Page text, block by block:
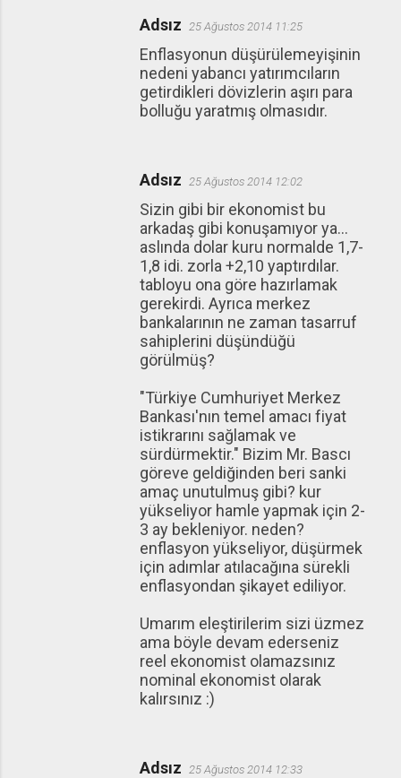
Adsız 25 Ağustos 2014 11:25
Enflasyonun düşürülemeyişinin
nedeni yabancı yatırımcıların
getirdikleri dövizlerin aşırı para
bolluğu yaratmış olmasıdır.
Adsız 25 Ağustos 2014 12:02
Sizin gibi bir ekonomist bu
arkadaş gibi konuşamıyor ya...
aslında dolar kuru normalde 1,7-
1,8 idi. zorla +2,10 yaptırdılar.
tabloyu ona göre hazırlamak
gerekirdi. Ayrıca merkez
bankalarının ne zaman tasarruf
sahiplerini düşündüğü
görülmüş?
"Türkiye Cumhuriyet Merkez
Bankası'nın temel amacı fiyat
istikrarını sağlamak ve
sürdürmektir." Bizim Mr. Bascı
göreve geldiğinden beri sanki
amaç unutulmuş gibi? kur
yükseliyor hamle yapmak için 2-
3 ay bekleniyor. neden?
enflasyon yükseliyor, düşürmek
için adımlar atılacağına sürekli
enflasyondan şikayet ediliyor.
Umarım eleştirilerim sizi üzmez
ama böyle devam ederseniz
reel ekonomist olamazsınız
nominal ekonomist olarak
kalırsınız :)
Adsız 25 Ağustos 2014 12:33